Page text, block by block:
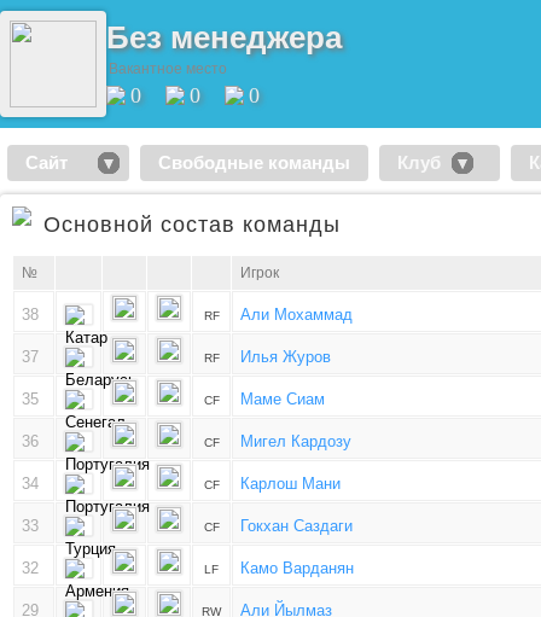
Без менеджера
Вакантное место
0 0 0
Сайт Свободные команды Клуб
Основной состав команды
№ Игрок
38 RF Али Мохаммад
37 RF Илья Журов
35 CF Маме Сиам
36 CF Мигел Кардозу
34 CF Карлош Мани
33 CF Гокхан Саздаги
32 LF Камо Варданян
29 RW Али Йылмаз